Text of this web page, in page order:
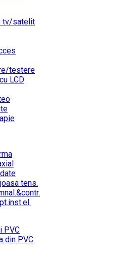
tv/satelit
testere
LCD
tens.
PVC
din PVC